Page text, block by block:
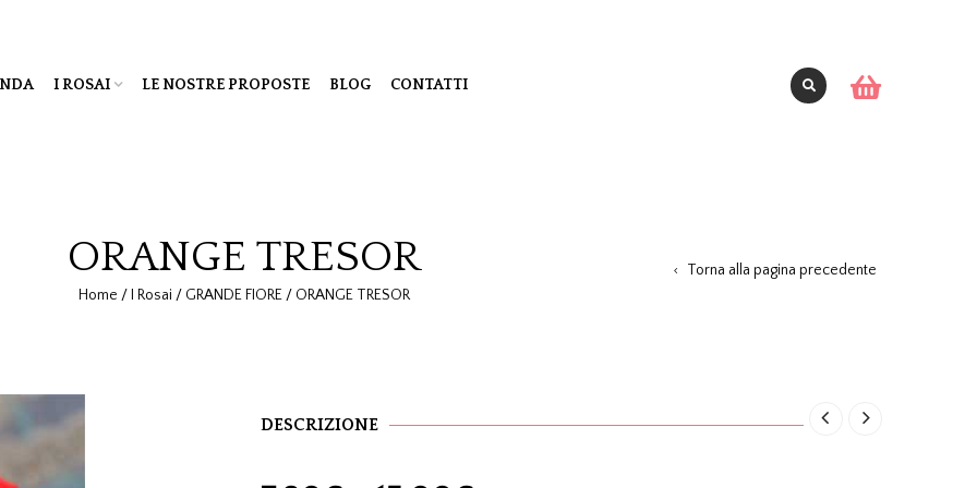
I ROSAI LE NOSTRE PROPOSTE BLOG CONTATTI
ORANGE TRESOR
Home / I Rosai / GRANDE FIORE / ORANGE TRESOR
Torna alla pagina precedente
DESCRIZIONE